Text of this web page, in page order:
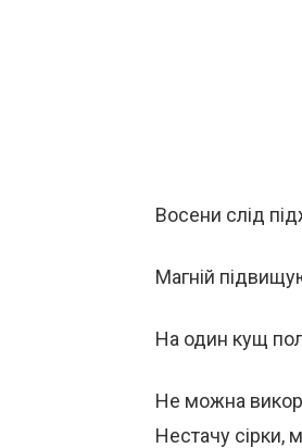
Восени слід
Магній
На один кущ
Не можна
Нестачу сірки,